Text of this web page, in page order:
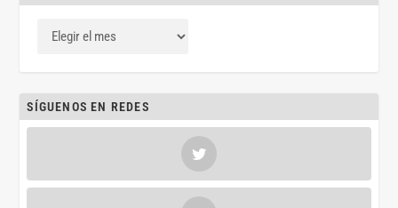
SÍGUENOS EN REDES